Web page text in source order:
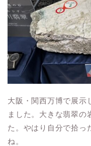
大阪・関西万博で展示
ました。大きな翡翠の
た。やはり自分で拾っ
ね。